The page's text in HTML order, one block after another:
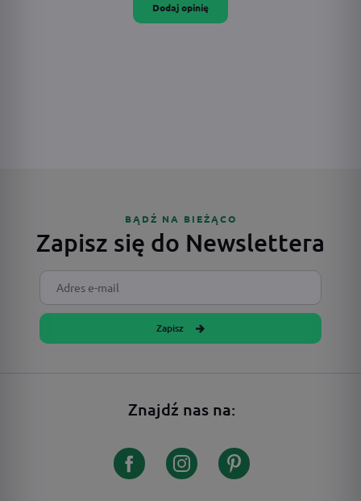
Dodaj opinię
BĄDŹ NA BIEŻĄCO
Zapisz się do Newslettera
Zapisz
Znajdź nas na: